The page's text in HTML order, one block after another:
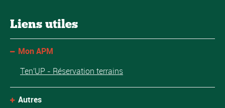
Liens utiles
Mon APM
Ten'UP - Réservation terrains
Autres